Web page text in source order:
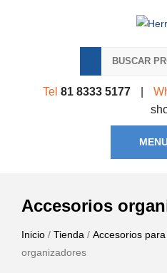
Tel 81 8333 5177
Accesorios
Inicio / Tienda / Accesorios
organizadores